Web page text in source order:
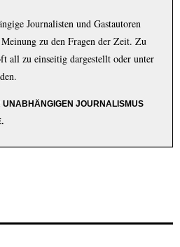
Journalisten und Gastautoren
zu den Fragen der Zeit. Zu
all zu einseitig dargestellt oder unter
UNABHÄNGIGEN JOURNALISMUS